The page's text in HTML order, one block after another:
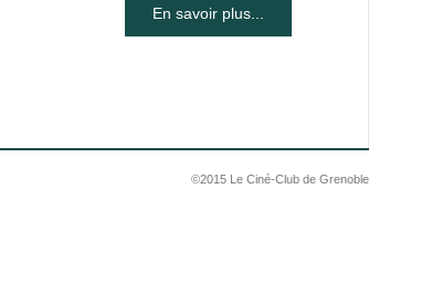
En savoir plus...
©2015 Le Ciné-Club de Grenoble